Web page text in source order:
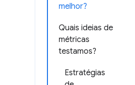
melhor?
Quais ideias de
métricas
testamos?
Estratégias